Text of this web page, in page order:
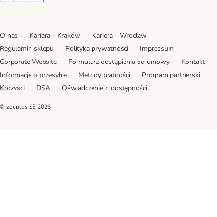
O nas Kariera - Kraków
Kariera - Wrocław
Regulamin sklepu
Polityka prywatności
Impressum
Corporate Website
Formularz odstąpienia od umowy
Kontakt
Informacje o przesyłce
Metody płatności
Program partnerski
Korzyści
DSA Oświadczenie o dostępności
© zooplus SE 2026